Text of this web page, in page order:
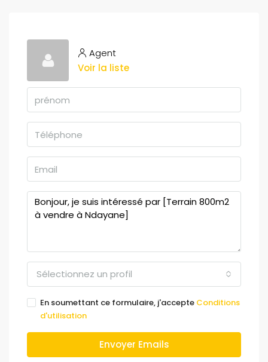
Agent
Voir la liste
Sélectionnez un profil
En soumettant ce formulaire, j'accepte Conditions
d'utilisation
Envoyer Emails